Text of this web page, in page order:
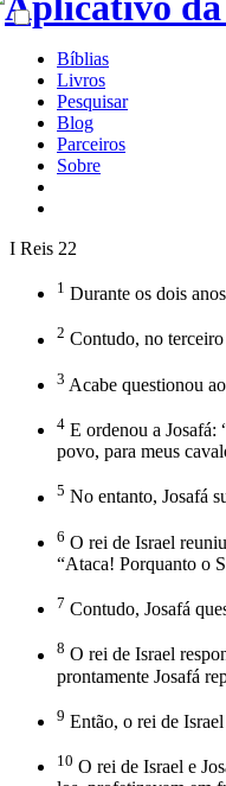
Bíblias
Livros
Pesquisar
Blog
Parceiros
Sobre
I Reis 22
1 Durante os dois
2 Contudo, no
3 Acabe questionou
4 E ordenou a Josafá:
povo, para meus
5 No entanto, Josafá
6 O rei de Israel
“Ataca! Porquanto o
7 Contudo, Josafá
8 O rei de Israel
prontamente Josafá
9 Então, o rei de
10 O rei de Israel e